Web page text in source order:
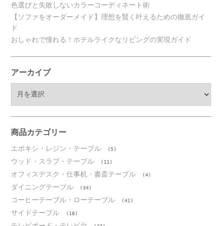
色選びと失敗しないカラーコーディネート術
【ソファをオーダーメイド】理想を賢く叶えるための徹底ガイ
ド
おしゃれで憧れる！ホテルライクなリビングの実現ガイド
アーカイブ
ブ
商品カテゴリー
エポキシ・レジン・テーブル (5)
ウッド・スラブ・テーブル (11)
オフィスデスク・仕事机・書斎テーブル (4)
ダイニングテーブル (34)
コーヒーテーブル・ローテーブル (41)
サイドテーブル (18)